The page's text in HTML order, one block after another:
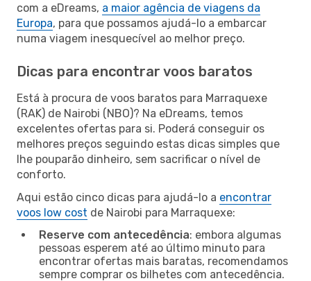
com a eDreams, a maior agência de viagens da
Europa, para que possamos ajudá-lo a embarcar
numa viagem inesquecível ao melhor preço.
Dicas para encontrar voos baratos
Está à procura de voos baratos para Marraquexe
(RAK) de Nairobi (NBO)? Na eDreams, temos
excelentes ofertas para si. Poderá conseguir os
melhores preços seguindo estas dicas simples que
lhe pouparão dinheiro, sem sacrificar o nível de
conforto.
Aqui estão cinco dicas para ajudá-lo a encontrar
voos low cost de Nairobi para Marraquexe:
Reserve com antecedência: embora algumas
pessoas esperem até ao último minuto para
encontrar ofertas mais baratas, recomendamos
sempre comprar os bilhetes com antecedência.